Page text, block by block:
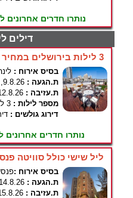
נותרו חדרים אחרונים
דילים
3 לילות בירושלים במחיר מיוחד – כולל ארוחת בוקר
בסיס אירוח :
ת.הגעה : 9.8.26, יום ראשון
ת.עזיבה : 12.8.26, יום רביעי
מספר לילות : 3 לילות
דירוג גולשים :
נותרו חדרים
ליל שישי כולל סוויטה
בסיס אירוח :
ת.הגעה : 14.8.26, יום שישי
ת.עזיבה : 15.8.26, יום שבת